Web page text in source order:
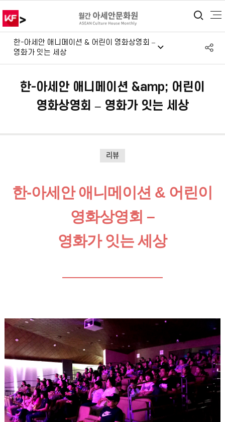
> 통
한-아세안 애니메이션 & 어린이 영화상영회 –
영화가 잇는 세상
한-아세안 애니메이션 &amp; 어린이
영화상영회 – 영화가 잇는 세상
리뷰
한-아세안 애니메이션 & 어린이
영화상영회 –
영화가 잇는 세상